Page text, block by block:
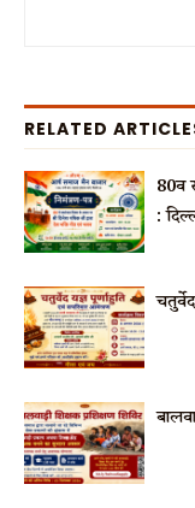
RELATED
80वें
: